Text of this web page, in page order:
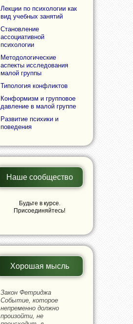
Лекции по психологии как
вид учебных занятий
Становление
ассоциативной
психологии
Методологические
аспекты исследования
малой группы
Типология конфликтов
Конформизм и групповое
давление в малой группе
Развитие психики и
поведения
Наше сообщество
Будьте в курсе.
Присоединяйтесь!
Хорошая мысль
Закон Фетриджа
Событие, которое
непременно должно
произойти, не